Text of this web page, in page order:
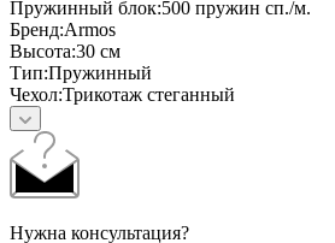
Пружинный блок:500 пружин сп./м.
Бренд:Armos
Высота:30 см
Тип:Пружинный
Чехол:Трикотаж стеганный
Нужна консультация?